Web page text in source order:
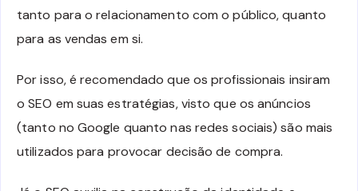
tanto para o relacionamento com o público, quanto
para as vendas em si.
Por isso, é recomendado que os profissionais insiram
o SEO em suas estratégias, visto que os anúncios
(tanto no Google quanto nas redes sociais) são mais
utilizados para provocar decisão de compra.